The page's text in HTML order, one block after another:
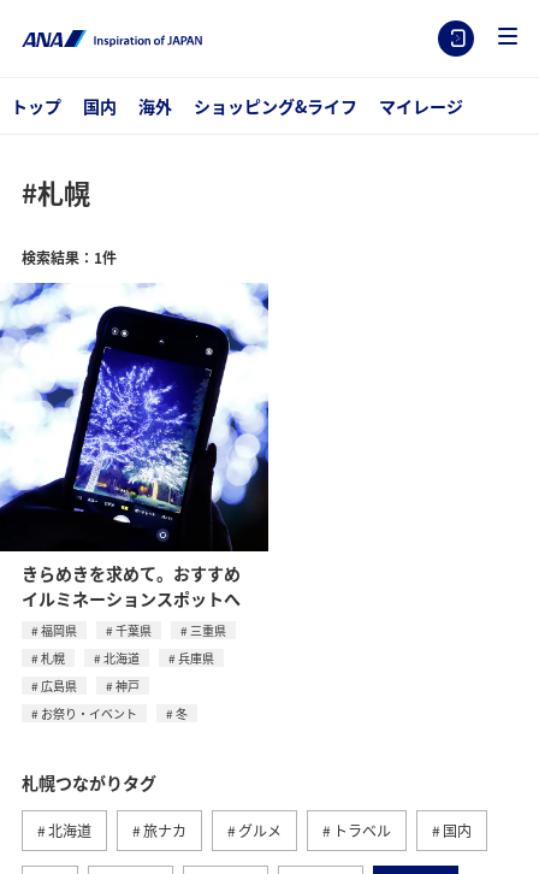
トップ 国内 海外 ショッピング&ライフ マイレージ
#札幌
検索結果：1件
きらめきを求めて。おすすめ
イルミネーションスポットへ
福岡県 千葉県
三重県
札幌
北海道
兵庫県
広島県
神戸
お祭り・イベント
冬
札幌つながりタグ
北海道 旅ナカ グルメ トラベル 国内